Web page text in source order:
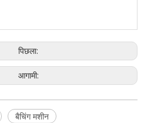
पिछला:
आगामी:
बैचिंग मशीन